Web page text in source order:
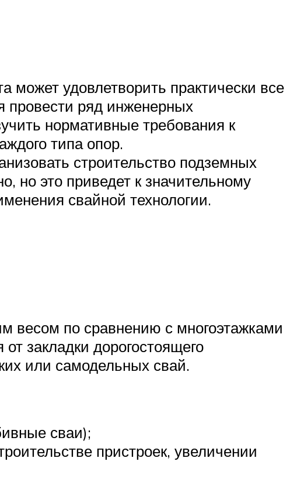
может удовлетворить практически все
провести ряд инженерных
нормативные требования к
типа опор.
строительство подземных
но это приведет к значительному
свайной технологии.
весом по сравнению с многоэтажками
закладки дорогостоящего
или самодельных свай.
сваи);
пристроек, увеличении